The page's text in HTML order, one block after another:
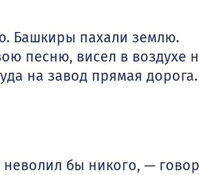
Башкиры пахали землю.
песню, висел в воздухе
на за­вод прямая дорога.
бы никого, —